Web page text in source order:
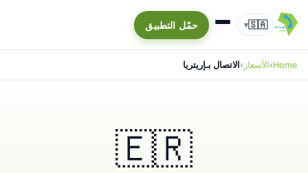
🇸🇦
▾ حمّل التطبيق
Home الأسعار الاتصال بـإريتريا
🇪🇷